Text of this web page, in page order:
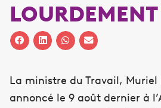
La ministre du Travail, Muriel
annoncé le 9 août dernier à